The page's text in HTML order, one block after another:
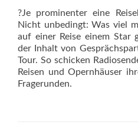
?Je prominenter eine
Nicht unbedingt: Was viel
auf einer Reise einem Star
der Inhalt von
Tour. So schicken
Reisen und Opernhäuser
Fragerunden.